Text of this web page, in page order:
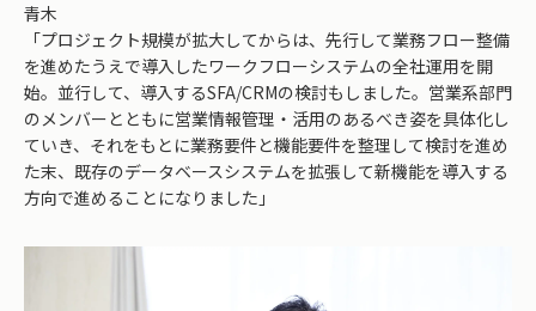
青木
「プロジェクト規模が拡大してからは、先行して業務フロー整備
を進めたうえで導入したワークフローシステムの全社運用を開
始。並行して、導入するSFA/CRMの検討もしました。営業系部門
のメンバーとともに営業情報管理・活用のあるべき姿を具体化し
ていき、それをもとに業務要件と機能要件を整理して検討を進め
た末、既存のデータベースシステムを拡張して新機能を導入する
方向で進めることになりました」